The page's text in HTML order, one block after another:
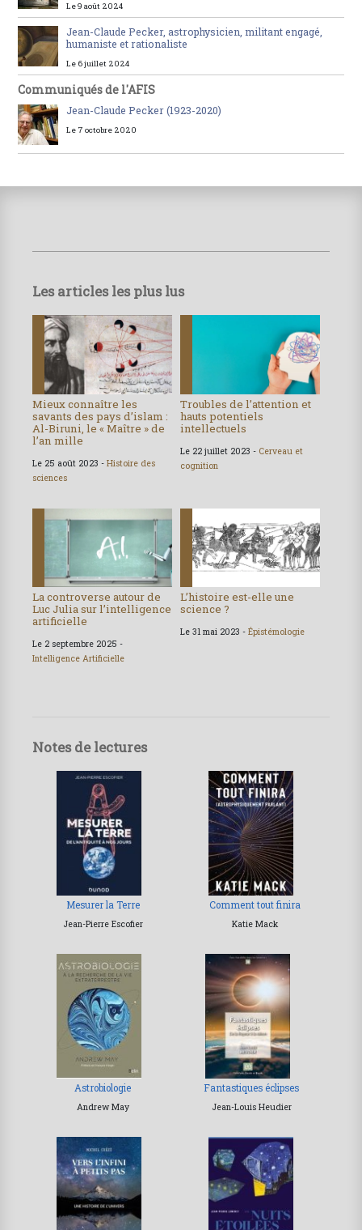
Le 9 août 2024
Jean-Claude Pecker, astrophysicien, militant engagé,
humaniste et rationaliste
Le 6 juillet 2024
Communiqués de l'AFIS
Jean-Claude Pecker (1923-2020)
Le 7 octobre 2020
Les articles les plus lus
Mieux connaître les
savants des pays d’islam :
Al-Biruni, le « Maître » de
l’an mille
Le 25 août 2023 - Histoire des
sciences
Troubles de l’attention et
hauts potentiels
intellectuels
Le 22 juillet 2023 - Cerveau et
cognition
La controverse autour de
Luc Julia sur l’intelligence
artificielle
Le 2 septembre 2025 -
Intelligence Artificielle
L’histoire est-elle une
science ?
Le 31 mai 2023 - Épistémologie
Notes de lectures
Mesurer la Terre
Jean-Pierre Escofier
Comment tout finira
Katie Mack
Astrobiologie
Andrew May
Fantastiques éclipses
Jean-Louis Heudier